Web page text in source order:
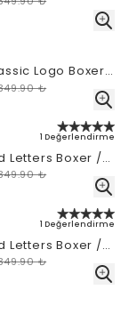
Logo Boxer /
₺
1 Değerlendirme
Letters Boxer /
₺
1 Değerlendirme
Letters Boxer /
₺